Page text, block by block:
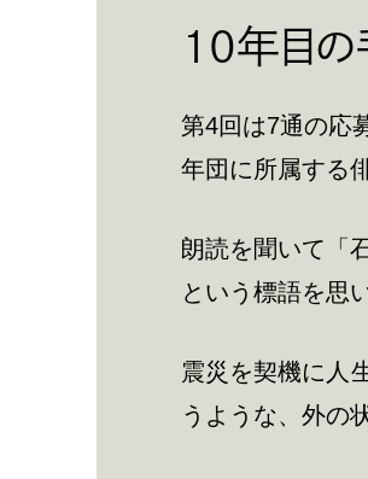
10年目
第4回は7通の応
年団に所属する
朗読を聞いて「
という標語を思
震災を契機に人
うような、外の